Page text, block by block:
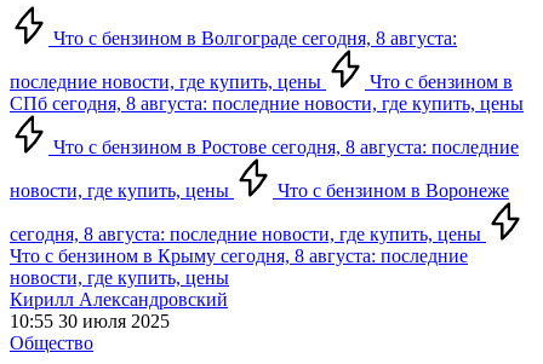
Что с бензином в Волгограде сегодня, 8 августа:
последние новости, где купить, цены
Что с бензином в
СПб сегодня, 8 августа: последние новости, где купить, цены
Что с бензином в Ростове сегодня, 8 августа: последние
новости, где купить, цены Что с бензином в Воронеже
сегодня, 8 августа: последние новости, где купить, цены
Что с бензином в Крыму сегодня, 8 августа: последние
новости, где купить, цены
Кирилл Александровский
10:55 30 июля 2025
Общество